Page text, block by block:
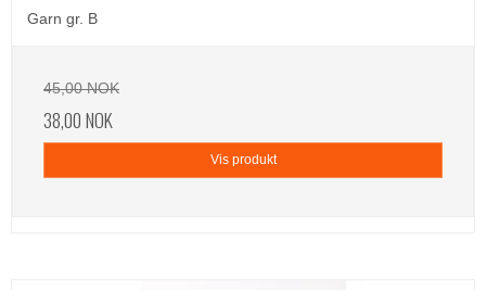
Garn gr. B
45,00 NOK
38,00 NOK
Vis produkt